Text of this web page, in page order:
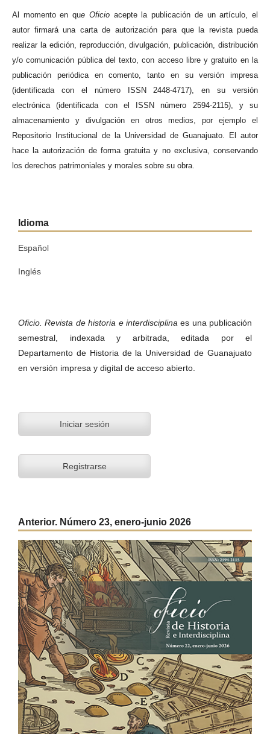
Al momento en que Oficioacepte la publicación de un artículo, el
autor firmará una carta de autorización para que la revista pueda
realizar la edición, reproducción, divulgación, publicación, distribución
y/o comunicación pública del texto, con acceso libre y gratuito en la
publicación periódica en comento, tanto en su versión impresa
(identificada con el número ISSN 2448-4717), en su versión
electrónica (identificada con el ISSN número 2594-2115), y su
almacenamiento y divulgación en otros medios, por ejemplo el
Repositorio Institucional de la Universidad de Guanajuato. El autor
hace la autorización de forma gratuita y no exclusiva, conservando
los derechos patrimoniales y morales sobre su obra.
Idioma
Español
Inglés
Oficio. Revista de historia e interdisciplinaes una publicación
semestral, indexada y arbitrada, editada por el
Departamento de Historia de la Universidad de Guanajuato
en versión impresa y digital de acceso abierto.
Iniciar sesión
Registrarse
Anterior. Número 23, enero-junio 2026